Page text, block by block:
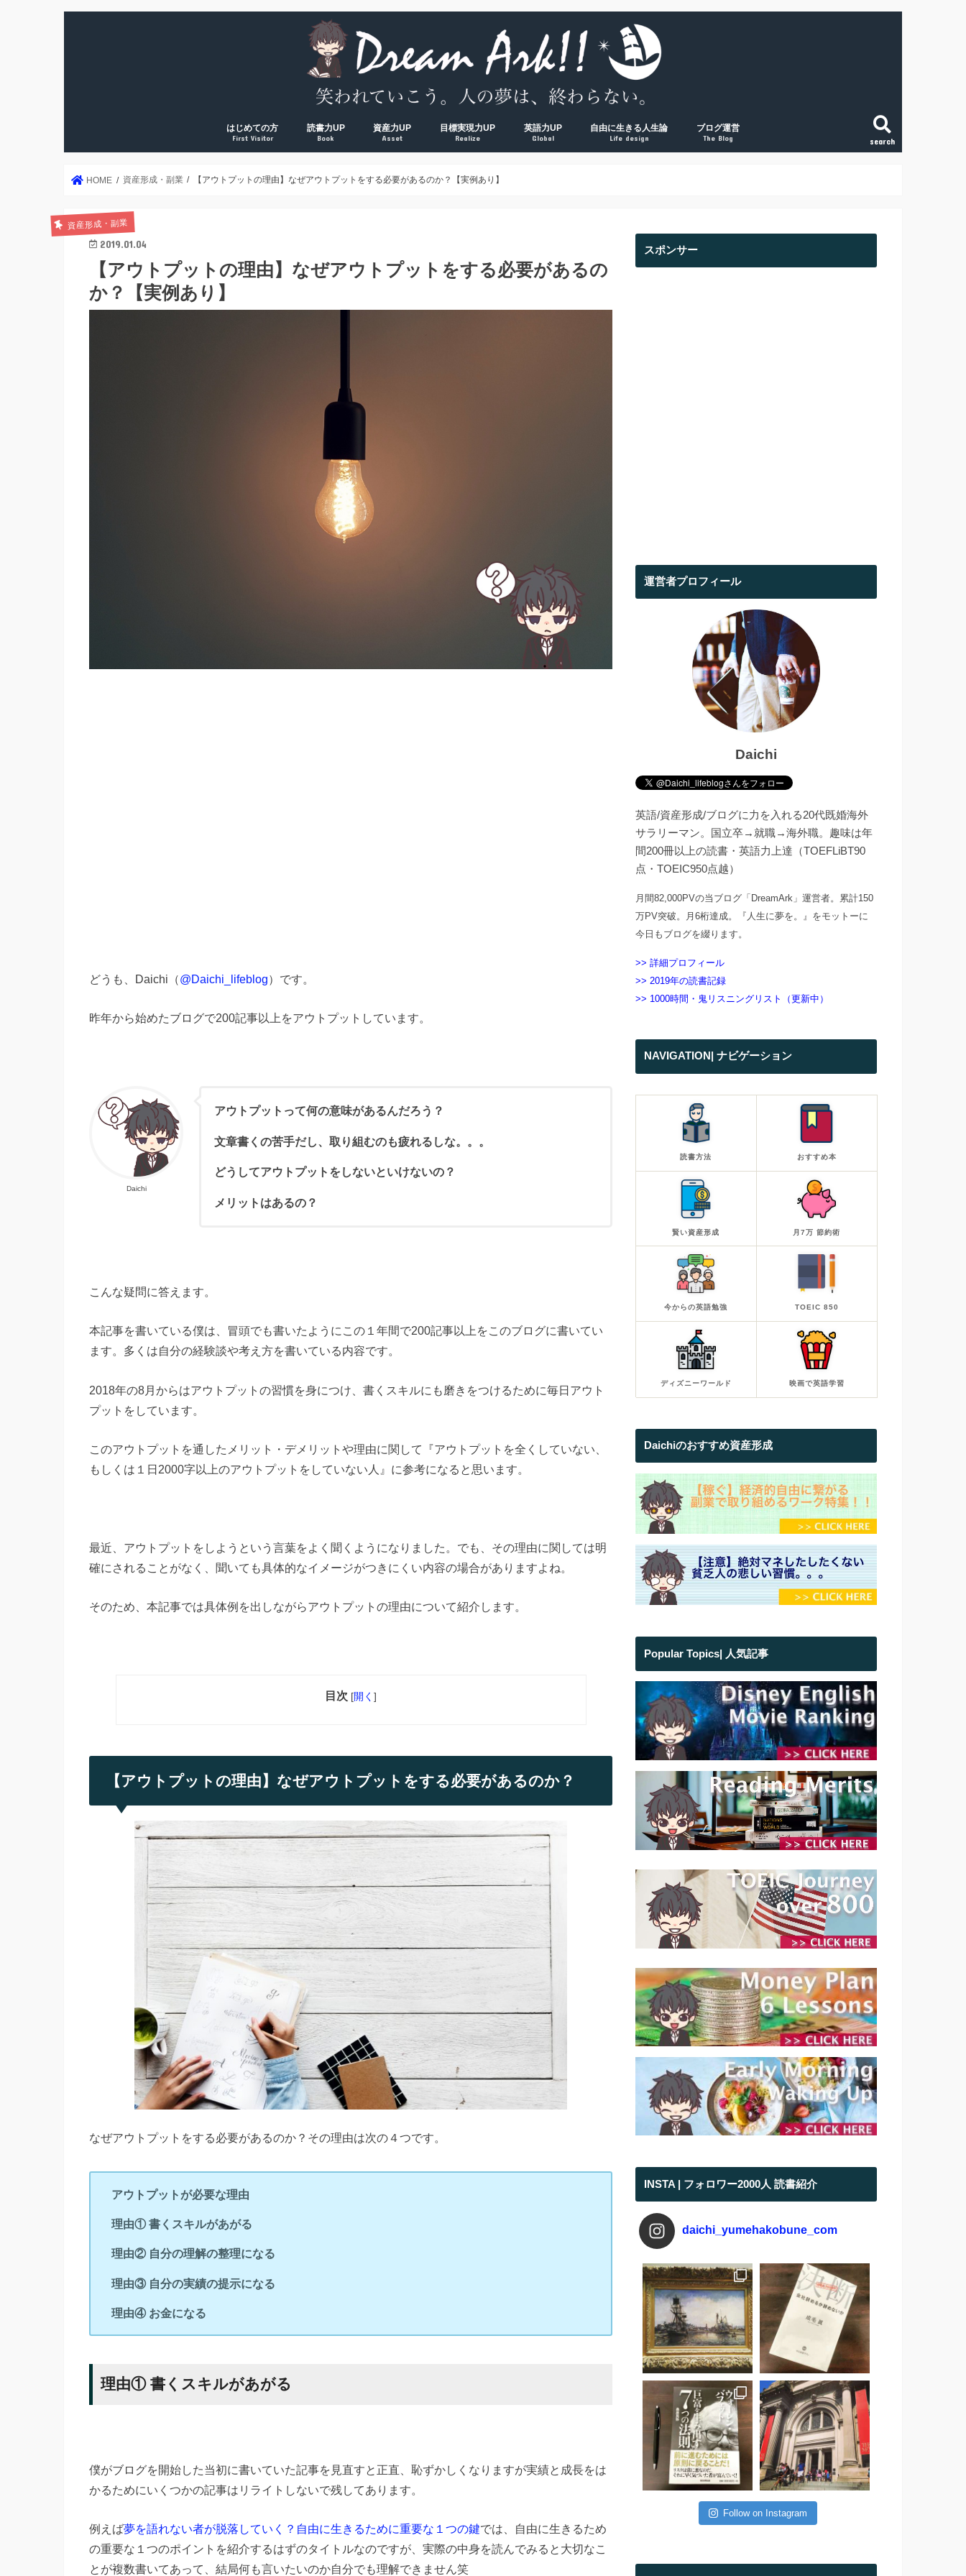
search
はじめての方
First Visitor
読書力UP
Book
資産力UP
Asset
目標実現力UP
Realize
英語力UP
Global
自由に生きる人生論
Life design
ブログ運営
The Blog
HOME 資産形成・副業 【アウトプットの理由】なぜアウトプットをする必要があるのか？【実例あり】
資産形成・副業
2019.01.04
【アウトプットの理由】なぜアウトプットをする必要があるの
か？【実例あり】
どうも、Daichi（@Daichi_lifeblog）です。
昨年から始めたブログで200記事以上をアウトプットしています。
Daichi
アウトプットって何の意味があるんだろう？
文章書くの苦手だし、取り組むのも疲れるしな。。。
どうしてアウトプットをしないといけないの？
メリットはあるの？
こんな疑問に答えます。
本記事を書いている僕は、冒頭でも書いたようにこの１年間で200記事以上をこのブログに書いてい
ます。多くは自分の経験談や考え方を書いている内容です。
2018年の8月からはアウトプットの習慣を身につけ、書くスキルにも磨きをつけるために毎日アウト
プットをしています。
このアウトプットを通したメリット・デメリットや理由に関して『アウトプットを全くしていない、
もしくは１日2000字以上のアウトプットをしていない人』に参考になると思います。
最近、アウトプットをしようという言葉をよく聞くようになりました。でも、その理由に関しては明
確にされることがなく、聞いても具体的なイメージがつきにくい内容の場合がありますよね。
そのため、本記事では具体例を出しながらアウトプットの理由について紹介します。
目次 [開く ]
【アウトプットの理由】なぜアウトプットをする必要があるのか？
なぜアウトプットをする必要があるのか？その理由は次の４つです。
アウトプットが必要な理由
理由① 書くスキルがあがる
理由② 自分の理解の整理になる
理由③ 自分の実績の提示になる
理由④ お金になる
理由① 書くスキルがあがる
僕がブログを開始した当初に書いていた記事を見直すと正直、恥ずかしくなりますが実績と成長をは
かるためにいくつかの記事はリライトしないで残してあります。
例えば夢を語れない者が脱落していく？自由に生きるために重要な１つの鍵では、自由に生きるため
の重要な１つのポイントを紹介するはずのタイトルなのですが、実際の中身を読んでみると大切なこ
とが複数書いてあって、結局何も言いたいのか自分でも理解できません笑
スポンサー
運営者プロフィール
Daichi
英語/資産形成/ブログに力を入れる20代既婚海外
サラリーマン。国立卒→就職→海外職。趣味は年
間200冊以上の読書・英語力上達（TOEFLiBT90
点・TOEIC950点越）
月間82,000PVの当ブログ「DreamArk」運営者。累計150
万PV突破。月6桁達成。『人生に夢を。』をモットーに
今日もブログを綴ります。
>> 詳細プロフィール
>> 2019年の読書記録
>> 1000時間・鬼リスニングリスト（更新中）
NAVIGATION| ナビゲーション
読書方法 おすすめ本
賢い資産形成 月7万 節約術
今からの英語勉強 TOEIC 850
ディズニーワールド 映画で英語学習
Daichiのおすすめ資産形成
Popular Topics| 人気記事
INSTA | フォロワー2000人 読書紹介
daichi_yumehakobune_com
Follow on Instagram